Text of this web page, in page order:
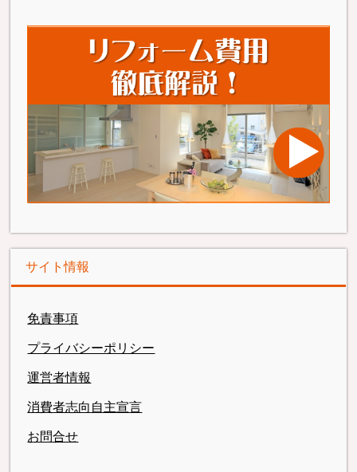
サイト情報
免責事項
プライバシーポリシー
運営者情報
消費者志向自主宣言
お問合せ